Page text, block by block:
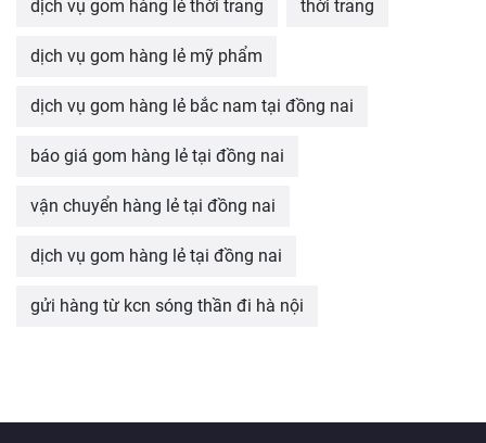
dịch vụ gom hàng lẻ thời trang thời trang
dịch vụ gom hàng lẻ mỹ phẩm
dịch vụ gom hàng lẻ bắc nam tại đồng nai
báo giá gom hàng lẻ tại đồng nai
vận chuyển hàng lẻ tại đồng nai
dịch vụ gom hàng lẻ tại đồng nai
gửi hàng từ kcn sóng thần đi hà nội